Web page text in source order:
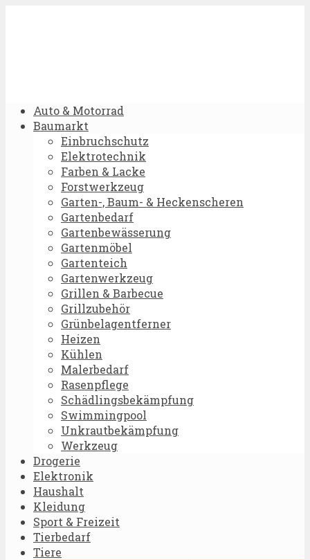
Auto & Motorrad
Baumarkt
Einbruchschutz
Elektrotechnik
Farben & Lacke
Forstwerkzeug
Garten-, Baum- & Heckenscheren
Gartenbedarf
Gartenbewässerung
Gartenmöbel
Gartenteich
Gartenwerkzeug
Grillen & Barbecue
Grillzubehör
Grünbelagentferner
Heizen
Kühlen
Malerbedarf
Rasenpflege
Schädlingsbekämpfung
Swimmingpool
Unkrautbekämpfung
Werkzeug
Drogerie
Elektronik
Haushalt
Kleidung
Sport & Freizeit
Tierbedarf
Tiere